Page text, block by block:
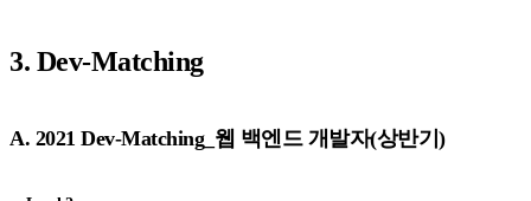
3. Dev-Matching
A. 2021 Dev-Matching_웹 백엔드 개발자(상반기)